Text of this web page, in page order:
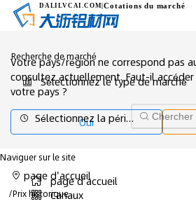
DALILVCAI .COM |Cotations du marché
Recherche de marché
Sélectionnez le type de marché
Sélectionnez la période de marché Chercher
Naviguer sur le site
page d'accueil
Canaux
Votre pays/région ne correspond pas
consultez actuellement. Faut-il
votre pays ?
Oui
page d'accueil
/Prix ​​historique